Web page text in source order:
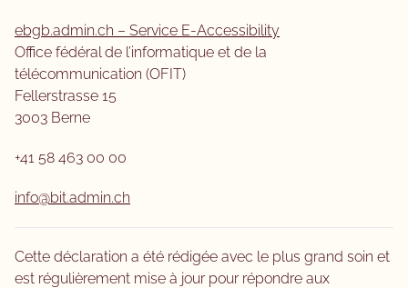
ebgb.admin.ch – Service E-Accessibility
Office fédéral de l’informatique et de la
télécommunication (OFIT)
Fellerstrasse 15
3003 Berne
+41 58 463 00 00
info@bit.admin.ch
Cette déclaration a été rédigée avec le plus grand soin et
est régulièrement mise à jour pour répondre aux